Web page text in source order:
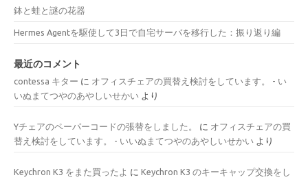
鉢と蛙と謎の花器
Hermes Agentを駆使して3日で自宅サーバを移行した：振り返り編
最近のコメント
contessa キター に オフィスチェアの買替え検討をしています。 - い
いぬまてつやのあやしいせかい より
Yチェアのペーパーコードの張替をしました。 に オフィスチェアの買
替え検討をしています。 - いいぬまてつやのあやしいせかい より
Keychron K3 をまた買ったよ に Keychron K3 のキーキャップ交換をし